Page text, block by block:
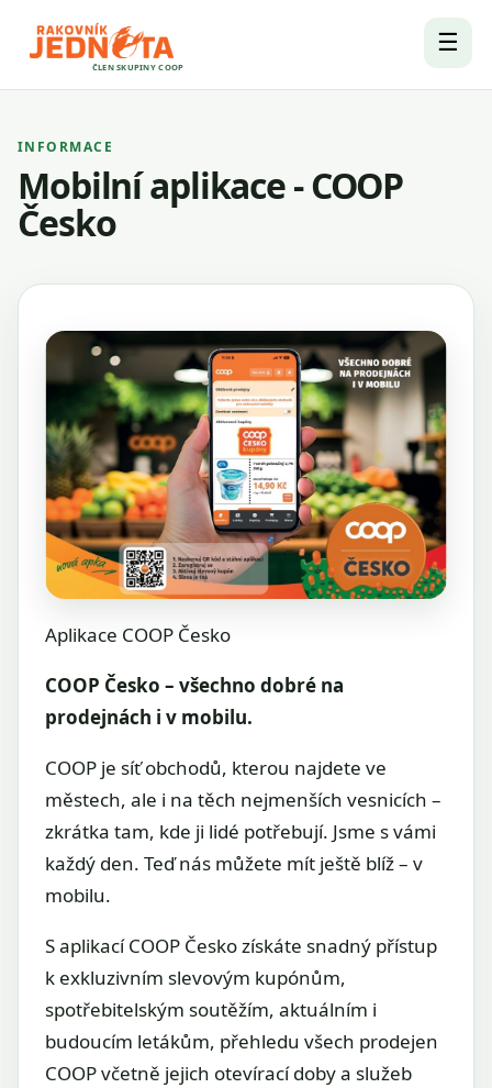
ČLEN SKUPINY COOP
☰
INFORMACE
Mobilní aplikace - COOP
Česko
Aplikace COOP Česko
COOP Česko – všechno dobré na
prodejnách i v mobilu.
COOP je síť obchodů, kterou najdete ve
městech, ale i na těch nejmenších vesnicích –
zkrátka tam, kde ji lidé potřebují. Jsme s vámi
každý den. Teď nás můžete mít ještě blíž – v
mobilu.
S aplikací COOP Česko získáte snadný přístup
k exkluzivním slevovým kupónům,
spotřebitelským soutěžím, aktuálním i
budoucím letákům, přehledu všech prodejen
COOP včetně jejich otevírací doby a služeb